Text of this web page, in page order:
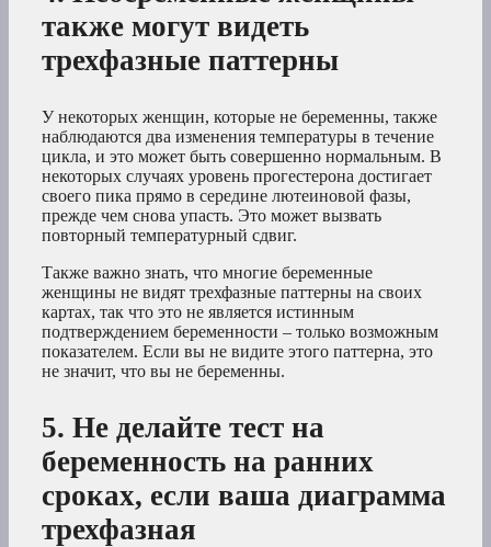
также могут видеть
трехфазные паттерны
У некоторых женщин, которые не беременны, также
наблюдаются два изменения температуры в течение
цикла, и это может быть совершенно нормальным. В
некоторых случаях уровень прогестерона достигает
своего пика прямо в середине лютеиновой фазы,
прежде чем снова упасть. Это может вызвать
повторный температурный сдвиг.
Также важно знать, что многие беременные
женщины не видят трехфазные паттерны на своих
картах, так что это не является истинным
подтверждением беременности – только возможным
показателем. Если вы не видите этого паттерна, это
не значит, что вы не беременны.
5. Не делайте тест на
беременность на ранних
сроках, если ваша диаграмма
трехфазная